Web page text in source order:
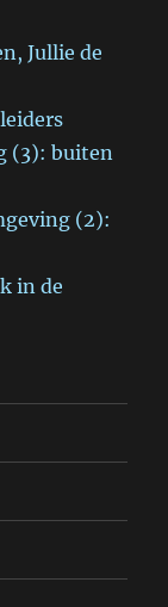
Jullie de
(3): buiten
(2):
in de